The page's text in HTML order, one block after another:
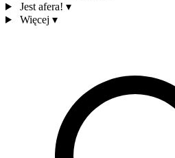
Jest afera! ▾
Więcej ▾